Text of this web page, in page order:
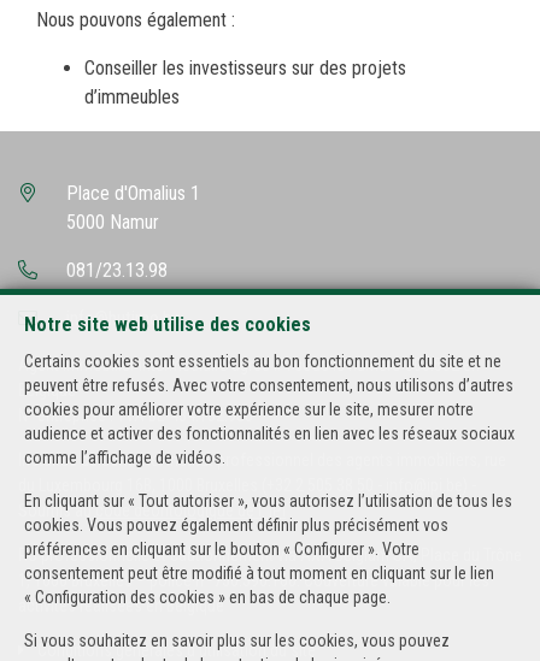
Nous pouvons également :
Conseiller les investisseurs sur des projets
d’immeubles
Notre site web utilise des cookies
Certains cookies sont essentiels au bon fonctionnement du site et ne
peuvent être refusés. Avec votre consentement, nous utilisons d’autres
cookies pour améliorer votre expérience sur le site, mesurer notre
audience et activer des fonctionnalités en lien avec les réseaux sociaux
comme l’affichage de vidéos.
En cliquant sur « Tout autoriser », vous autorisez l’utilisation de tous les
cookies. Vous pouvez également définir plus précisément vos
préférences en cliquant sur le bouton « Configurer ». Votre
consentement peut être modifié à tout moment en cliquant sur le lien
« Configuration des cookies » en bas de chaque page.
Si vous souhaitez en savoir plus sur les cookies, vous pouvez
Place d'Omalius 1
5000 Namur
081/23.13.98
info@hutimo.be
Agent immobilier intermédiaire agréé IPI sous le numéro 500.502 en
Belgique
N° entreprise : TVA BE-434.182.985
Instance de contrôle: Institut professionnel des agents immobiliers, rue
Soumis aucode déontologique de l’ IPI
RC professionnelle et cautionnement via AXA Belgium SA, Place du Trône
1, 1000 Bruxelles – police n° 730.390.160. Couverture valable pour les
activités réalisées en Belgique
Conditions générales d'utilisation du site